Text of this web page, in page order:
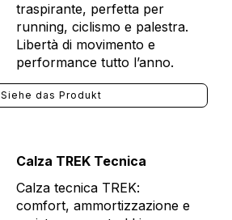
traspirante, perfetta per
running, ciclismo e palestra.
Libertà di movimento e
performance tutto l’anno.
Siehe das Produkt
Calza TREK Tecnica
Calza tecnica TREK:
comfort, ammortizzazione e